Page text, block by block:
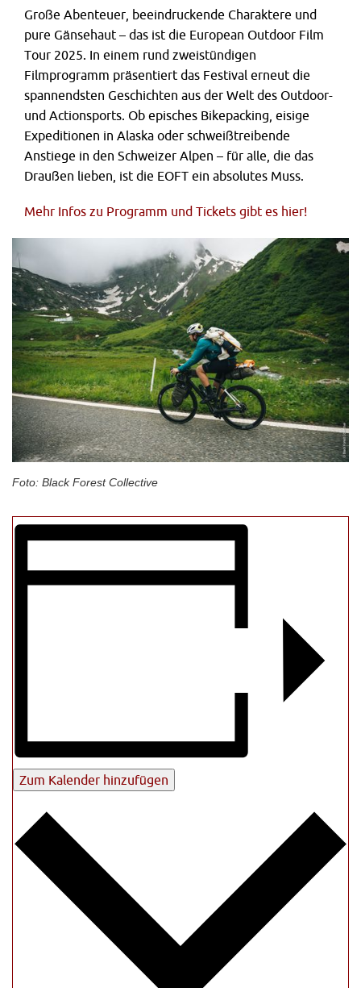
Große Abenteuer, beeindruckende Charaktere und
pure Gänsehaut – das ist die European Outdoor Film
Tour 2025. In einem rund zweistündigen
Filmprogramm präsentiert das Festival erneut die
spannendsten Geschichten aus der Welt des Outdoor-
und Actionsports. Ob episches Bikepacking, eisige
Expeditionen in Alaska oder schweißtreibende
Anstiege in den Schweizer Alpen – für alle, die das
Draußen lieben, ist die EOFT ein absolutes Muss.
Mehr Infos zu Programm und Tickets gibt es hier!
Foto: Black Forest Collective
Zum Kalender hinzufügen